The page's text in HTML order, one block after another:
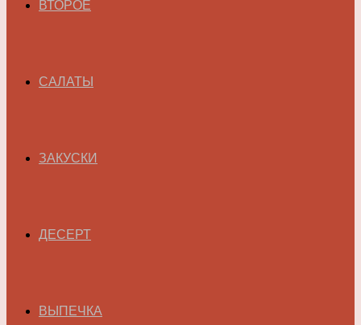
ВТОРОЕ
САЛАТЫ
ЗАКУСКИ
ДЕСЕРТ
ВЫПЕЧКА